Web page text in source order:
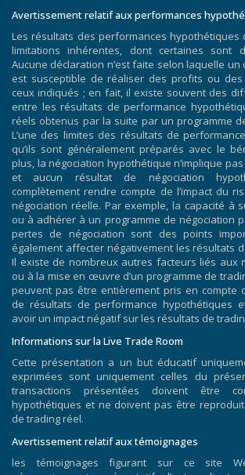
Avertissement relatif aux performances
Les résultats des performances hypothétiques
limitations inhérentes, dont certaines sont
Aucune déclaration n’est faite selon laquelle
est susceptible de réaliser des profits ou
ceux indiqués ; en fait, il existe souvent des
entre les résultats de performance
réels obtenus par la suite par un programme
L’une des limites des résultats de
qu’ils sont généralement préparés avec le
plus, la négociation hypothétique n’implique
et aucun résultat de négociation
complètement rendre compte de l’impact du
négociation réelle. Par exemple, la capacité à
ou à adhérer à un programme de négociation
pertes de négociation sont des points
également affecter négativement les résultats
Il existe de nombreux autres facteurs liés aux
ou à la mise en œuvre d’un programme de
peuvent pas être entièrement pris en compte
de résultats de performance hypothétiques
avoir un impact négatif sur les résultats de
Informations sur la Live Trade Room
Cette présentation a un but éducatif
exprimées sont uniquement celles du
transactions présentées doivent être
hypothétiques et ne doivent pas être
de trading réel.
Avertissement relatif aux témoignages
les témoignages figurant sur ce site